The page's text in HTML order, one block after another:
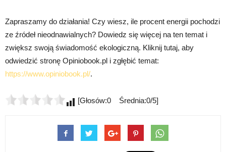
Zapraszamy do działania! Czy wiesz, ile procent energii pochodzi
ze źródeł nieodnawialnych? Dowiedz się więcej na ten temat i
zwiększ swoją świadomość ekologiczną. Kliknij tutaj, aby
odwiedzić stronę Opiniobook.pl i zgłębić temat:
https://www.opiniobook.pl/.
[Głosów:0 Średnia:0/5]